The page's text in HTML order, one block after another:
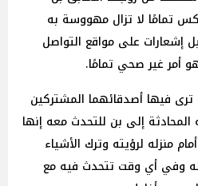
تمامًا لا تزال مهووسة به
إشعارات على مواقع التواصل
أمر غير صحي تمامًا.
فيها أصدقائهما المشتركين
إلى بن للتحدث معه إنها
منزله لرؤيته وترك الأشياء
وفي أي وقت تتحدث فيه مع